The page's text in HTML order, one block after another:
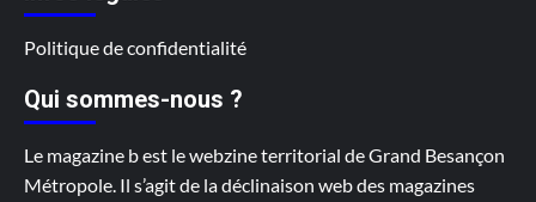
Politique de confidentialité
Qui sommes-nous ?
Le magazine b est le webzine territorial de Grand Besançon
Métropole. Il s’agit de la déclinaison web des magazines